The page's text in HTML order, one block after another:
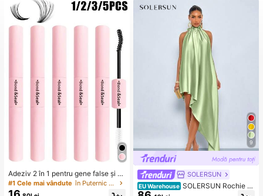
Adeziv 2 în 1 pentru gene false și g
ene în genci, 1/2/3/5 buc/pachet, ul
tra rezistent și de lungă durată, anti
#1 Cele mai vândute în Puternic Adezivi și lipici pentru gene
9
SOLERSUN
EU Warehouse SOLERSUN Rochie m
axi sexy pentru femei, primăvară/va